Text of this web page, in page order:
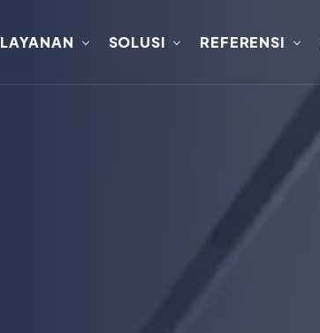
LAYANAN SOLUSI REFERENSI